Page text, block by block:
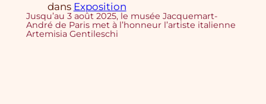
dans Exposition
Jusqu’au 3 août 2025, le musée Jacquemart-
André de Paris met à l’honneur l’artiste italienne
Artemisia Gentileschi